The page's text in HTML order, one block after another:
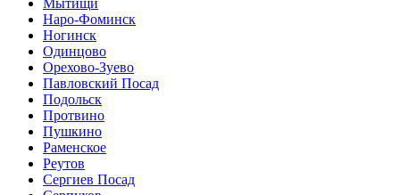
Наро-Фоминск
Ногинск
Одинцово
Орехово-Зуево
Павловский Посад
Подольск
Протвино
Пушкино
Раменское
Реутов
Сергиев Посад